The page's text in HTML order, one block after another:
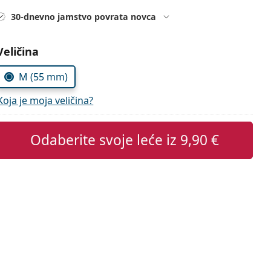
30-dnevno jamstvo povrata novca
parametre
M (55 mm)
je moja veličina?
Odaberite svoje leće iz 9,90 €